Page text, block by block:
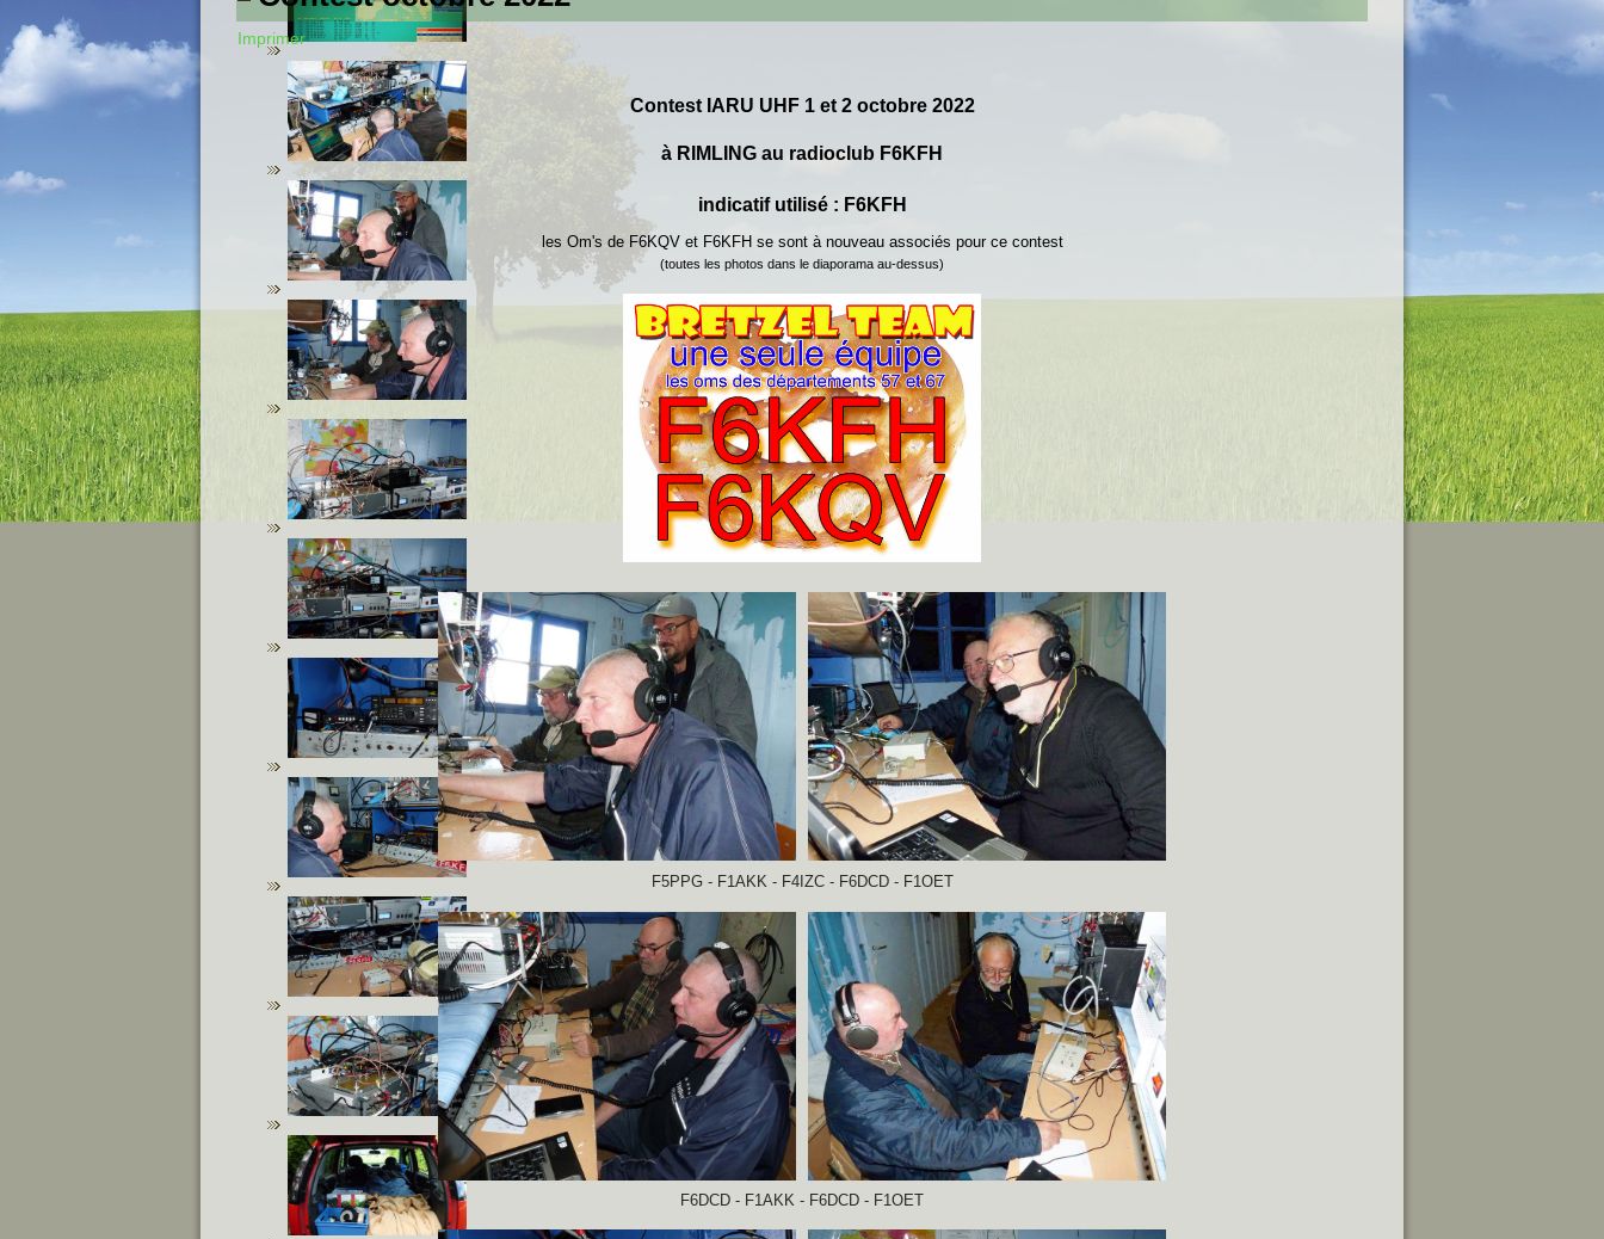
Imprimer
ContestIARU UHF 1 et 2 octobre 2022
à RIMLING au radioclub F6KFH
indicatif utilisé : F6KFH
les Om's de F6KQV et F6KFH se sont à nouveau associés pour ce contest
(toutes les photos dans le diaporama au-dessus)
F5PPG - F1AKK - F4IZC - F6DCD - F1OET
F6DCD - F1AKK - F6DCD - F1OET